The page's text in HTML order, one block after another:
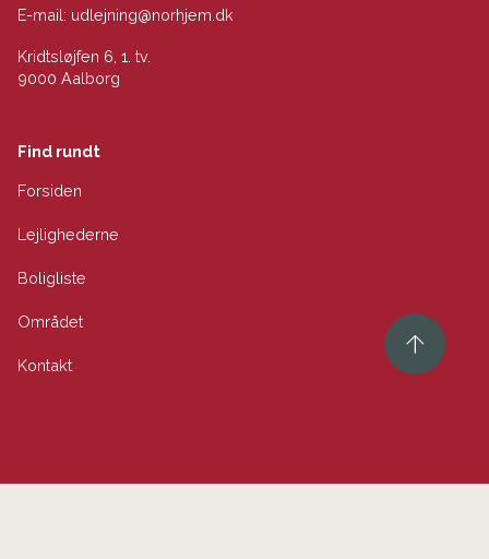
E-mail: udlejning@norhjem.dk
Kridtsløjfen 6, 1. tv.
9000 Aalborg
Find rundt
Forsiden
Lejlighederne
Boligliste
Området
Kontakt